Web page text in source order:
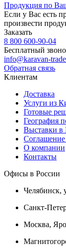
Продукция по
Если у Вас есть
произвести
Заказать
8 800 600-90-04
Бесплатный
info@karavan-
Обратная связь
Клиентам
Доставка
Услуги из
Готовые
География
Выставки в
О компании
Контакты
Офисы в России
Челябинск,
Санкт-
Москва,